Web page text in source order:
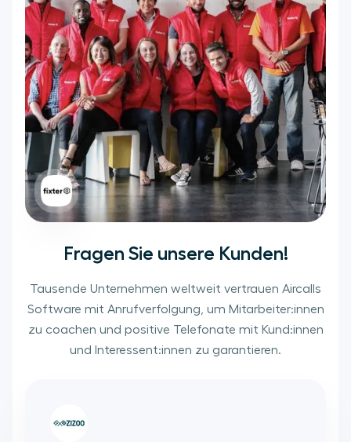
Fragen Sie unsere Kunden!
Tausende Unternehmen weltweit vertrauen Aircalls
Software mit Anrufverfolgung, um Mitarbeiter:innen
zu coachen und positive Telefonate mit Kund:innen
und Interessent:innen zu garantieren.